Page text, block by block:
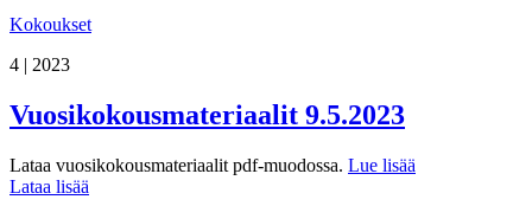
Kokoukset
4 | 2023
Vuosikokousmateriaalit 9.5.2023
Lataa vuosikokousmateriaalit pdf-muodossa. Lue lisää
Lataa lisää